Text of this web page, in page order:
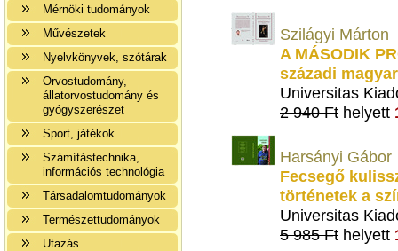
Mérnöki tudományok
Művészetek
Nyelvkönyvek, szótárak
Orvostudomány,
állatorvostudomány és
gyógyszerészet
Sport, játékok
Számítástechnika,
információs technológia
Társadalomtudományok
Természettudományok
Utazás
Szilágyi Márton
A MÁSODIK
századi
Universitas
2 940 Ft helyett
Harsányi Gábor
Fecsegő
történetek a
Universitas
5 985 Ft helyett